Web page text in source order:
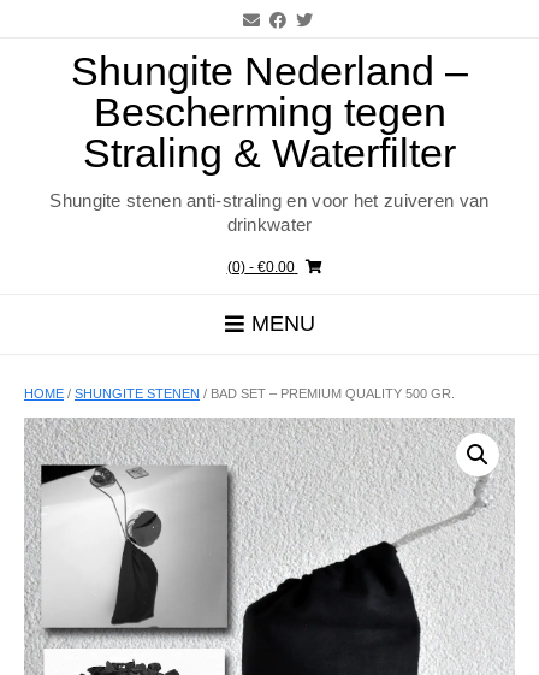
Shungite Nederland –
Bescherming tegen
Straling & Waterfilter
Shungite stenen anti-straling en voor het zuiveren van
drinkwater
(0)- €0.00
MENU
HOME / SHUNGITE STENEN / BAD SET – PREMIUM QUALITY 500 GR.